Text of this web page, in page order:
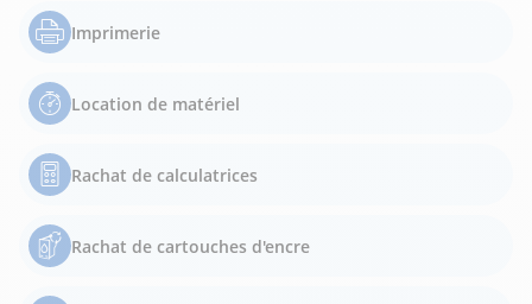
Imprimerie
Location de matériel
Rachat de calculatrices
Rachat de cartouches d'encre